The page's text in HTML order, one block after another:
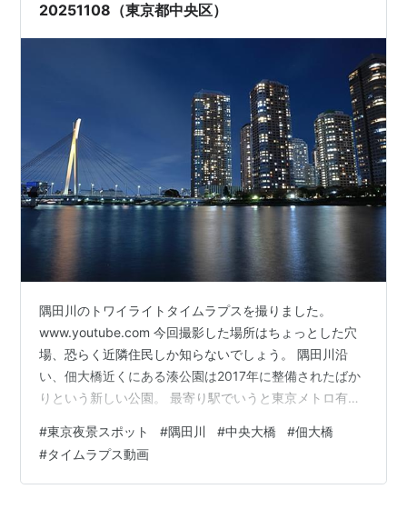
20251108（東京都中央区）
隅田川のトワイライトタイムラプスを撮りました。
www.youtube.com 今回撮影した場所はちょっとした穴
場、恐らく近隣住民しか知らないでしょう。 隅田川沿
い、佃大橋近くにある湊公園は2017年に整備されたばか
りという新しい公園。 最寄り駅でいうと東京メトロ有楽
奥まった場所にあり、ベンチがあるだけとシンプルな公
園なので、見つけにくいかも知れません。 しかし、そこ
から見渡す隅田川の風景が抜群。 正面には中央大橋と大
#東京夜景スポット #隅田川 #中央大橋 #佃大橋
#タイムラプス動画